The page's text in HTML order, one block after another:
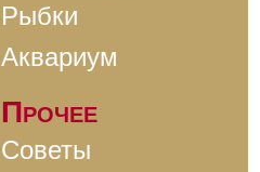
Рыбки
Аквариум
Прочее
Советы